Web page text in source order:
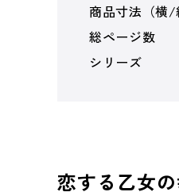
商品寸法（横/
総ページ数
シリーズ
恋する乙女